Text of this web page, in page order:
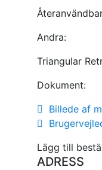
Andra:
Triangular
Dokument:
Billede af
Lägg till
ADRESS